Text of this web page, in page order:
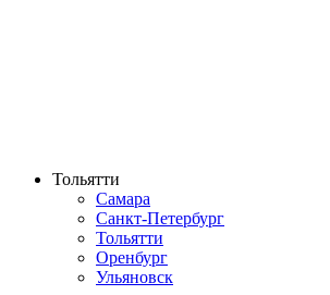
Тольятти
Самара
Санкт-Петербург
Тольятти
Оренбург
Ульяновск